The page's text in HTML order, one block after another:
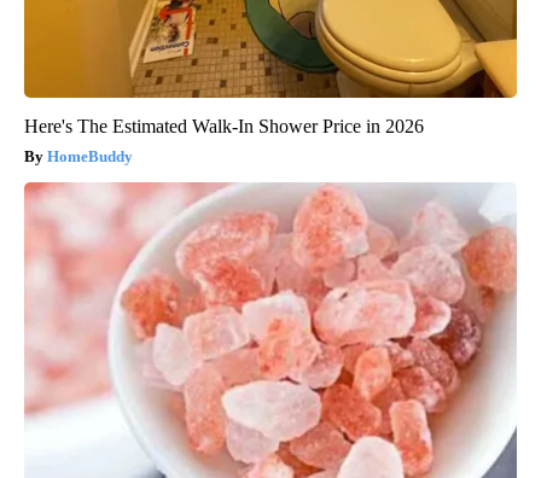
Here's The Estimated Walk-In Shower Price in 2026
HomeBuddy